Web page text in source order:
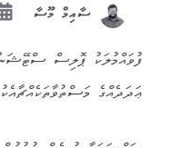
ސާއިމް މޫސާ
ފުވައްމުލަކު ޕޮލިސް
ޢަދަދެއްގެ